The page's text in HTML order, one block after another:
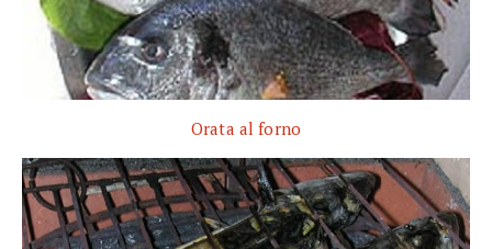
Orata al forno